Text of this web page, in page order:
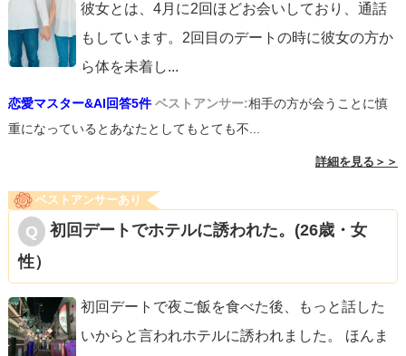
彼女とは、4月に2回ほどお会いしており、通話
もしています。2回目のデートの時に彼女の方か
ら体を未着し...
恋愛マスター&AI回答5件 ベストアンサー:相手の方が会うことに慎
重になっているとあなたとしてもとても不...
詳細を見る＞＞
ベストアンサーあり
初回デートでホテルに誘われた。(26歳・女
性）
初回デートで夜ご飯を食べた後、もっと話した
いからと言われホテルに誘われました。 ほんま